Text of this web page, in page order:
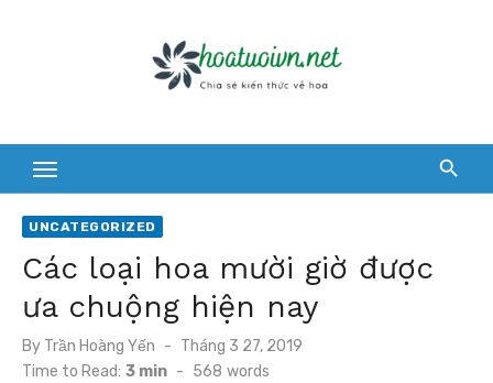
UNCATEGORIZED
Các loại hoa mười giờ được
ưa chuộng hiện nay
By Trần Hoàng Yến
Posted
on
Tháng 3 27, 2019
Time to Read: 3 min - 568 words